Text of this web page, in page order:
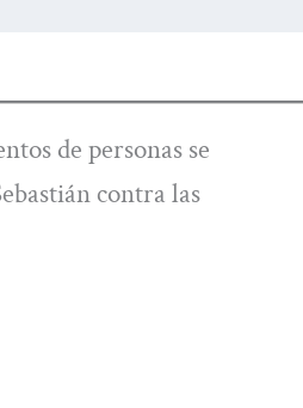
de personas se
contra las